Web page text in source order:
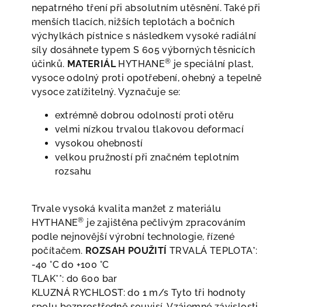
nepatrného tření při absolutním utěsnění. Také při
menších tlacích, nižších teplotách a bočních
výchylkách pístnice s následkem vysoké radiální
síly dosáhnete typem S 605 výborných těsnicích
účinků. MATERIÁLHYTHANE® je speciální plast,
vysoce odolný proti opotřebení, ohebný a tepelně
vysoce zatížitelný. Vyznačuje se:
extrémně dobrou odolností proti otěru
velmi nízkou trvalou tlakovou deformací
vysokou ohebností
velkou pružností při značném teplotním
rozsahu
Trvale vysoká kvalita manžet z materiálu
HYTHANE® je zajištěna pečlivým zpracováním
podle nejnovější výrobní technologie, řízené
počítačem. ROZSAH POUŽITÍ TRVALÁ TEPLOTA*:
-40 °C do +100 °C
TLAK**: do 600 bar
KLUZNÁ RYCHLOST: do 1 m/s Tyto tři hodnoty